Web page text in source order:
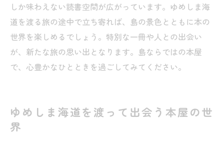
しか味わえない読書空間が広がっています。ゆめしま海
道を渡る旅の途中で立ち寄れば、島の景色とともに本の
世界を楽しめるでしょう。特別な一冊や人との出会い
が、新たな旅の思い出となります。島ならではの本屋
で、心豊かなひとときを過ごしてみてください。
ゆめしま海道を渡って出会う本屋の世
界